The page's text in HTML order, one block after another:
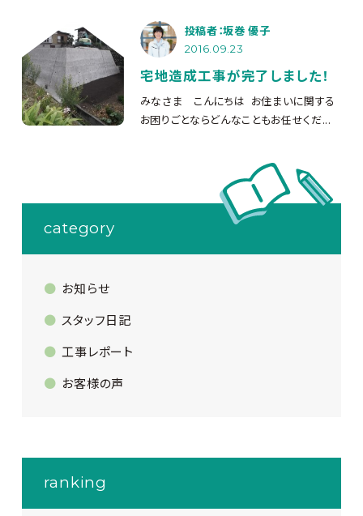
投稿者：坂巻 優子
2016.09.23
宅地造成工事が完了しました！
みなさま こんにちは お住まいに関する
お困りごとならどんなこともお任せくだ...
category
お知らせ
スタッフ日記
工事レポート
お客様の声
ranking